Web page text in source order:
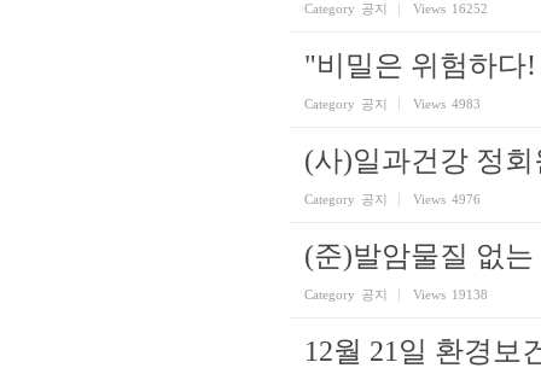
Category 공지 Views 16252
"비밀은 위험하다
Category 공지 Views 4983
(사)일과건강 정
Category 공지 Views 4976
(준)발암물질 없
Category 공지 Views 19138
12월 21일 환경보